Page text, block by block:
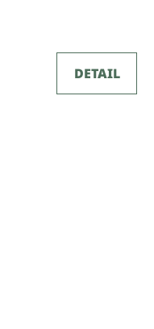
DETAIL